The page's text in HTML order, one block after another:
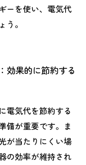
ーを使い、電気代
。
効果的に節約する
電気代を節約する
備が重要です。ま
が当たりにくい場
の効率が維持され